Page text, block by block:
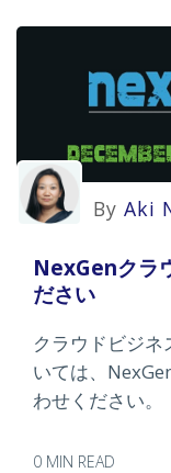
By Aki
NexGenクラ
ださい
クラウドビジ
いては、
わせください。
0 MIN READ